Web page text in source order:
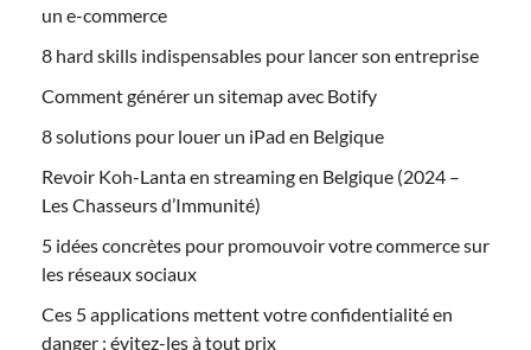
un e-commerce
8 hard skills indispensables pour lancer son entreprise
Comment générer un sitemap avec Botify
8 solutions pour louer un iPad en Belgique
Revoir Koh-Lanta en streaming en Belgique (2024 –
Les Chasseurs d’Immunité)
5 idées concrètes pour promouvoir votre commerce sur
les réseaux sociaux
Ces 5 applications mettent votre confidentialité en
danger : évitez-les à tout prix